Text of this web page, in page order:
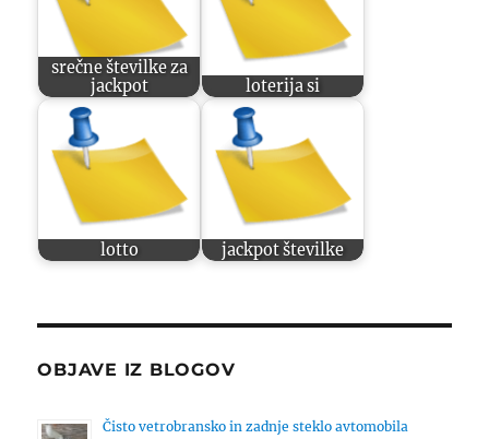
srečne številke za
jackpot
loterija si
lotto jackpot številke
OBJAVE IZ BLOGOV
Čisto vetrobransko in zadnje steklo avtomobila